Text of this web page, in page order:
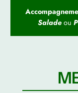
Salade ou